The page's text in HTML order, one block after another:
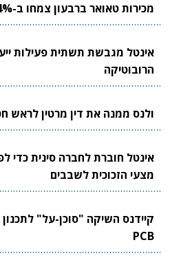
מכירות טאואר ברבעון צמחו ב-24%
אינטל מגבשת תשתית פעילות
הרובוטיקה
ולנס ממנה את דין מרטין לראש
אינטל חוברת לחברה סינית
מצעי הזכוכית לשבבים
קיידנס השיקה "סוכן-על"
PCB